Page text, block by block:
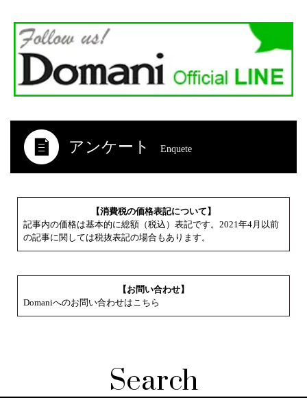
アンケート Enquete
【消費税の価格表記について】
記事内の価格は基本的に総額（税込）表記です。2021年4月以前
の記事に関しては税抜表記の場合もあります。
【お問い合わせ】
Domaniへのお問い合わせはこちら
Search